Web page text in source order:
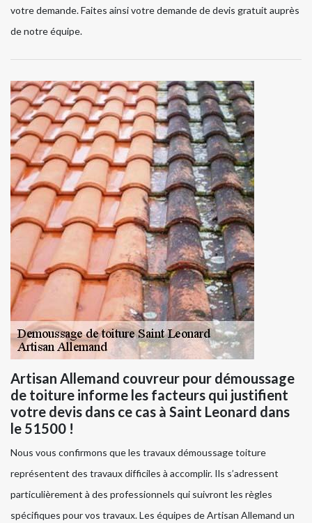
votre demande. Faites ainsi votre demande de devis gratuit auprès
de notre équipe.
Artisan Allemand couvreur pour démoussage
de toiture informe les facteurs qui justifient
votre devis dans ce cas à Saint Leonard dans
le 51500 !
Nous vous confirmons que les travaux démoussage toiture
représentent des travaux difficiles à accomplir. Ils s’adressent
particulièrement à des professionnels qui suivront les règles
spécifiques pour vos travaux. Les équipes de Artisan Allemand un